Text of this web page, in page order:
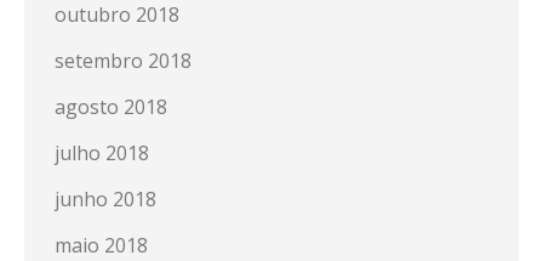
outubro 2018
setembro 2018
agosto 2018
julho 2018
junho 2018
maio 2018